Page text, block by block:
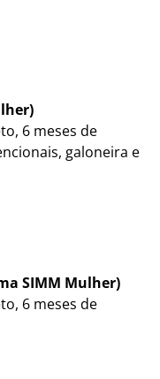
6 meses de
galoneira e
SIMM Mulher)
6 meses de